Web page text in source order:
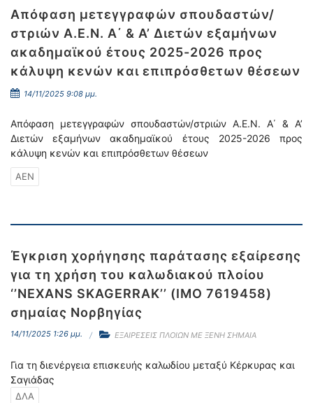
Απόφαση μετεγγραφών σπουδαστών/
στριών Α.Ε.Ν. Α΄ & A’ Διετών εξαμήνων
ακαδημαϊκού έτους 2025-2026 προς
κάλυψη κενών και επιπρόσθετων θέσεων
14/11/2025 9:08 μμ.
Απόφαση μετεγγραφών σπουδαστών/στριών Α.Ε.Ν. Α΄ & A’
Διετών εξαμήνων ακαδημαϊκού έτους 2025-2026 προς
κάλυψη κενών και επιπρόσθετων θέσεων
ΑΕΝ
Έγκριση χορήγησης παράτασης εξαίρεσης
για τη χρήση του καλωδιακού πλοίου
‘’NEXANS SKAGERRAK’’ (IMO 7619458)
σημαίας Νορβηγίας
14/11/2025 1:26 μμ. ΕΞΑΙΡΕΣΕΙΣ ΠΛΟΙΩΝ ΜΕ ΞΕΝΗ ΣΗΜΑΙΑ
Για τη διενέργεια επισκευής καλωδίου μεταξύ Κέρκυρας και
Σαγιάδας
ΔΛΑ